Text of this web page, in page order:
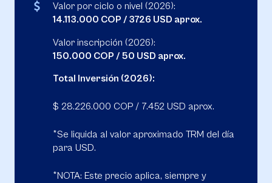
Valor por ciclo o nivel (2026):
14.113.000 COP / 3726 USD aprox.
Valor inscripción (2026):
150.000 COP / 50 USD aprox.
Total Inversión (2026):
$ 28.226.000 COP / 7.452 USD aprox.
*Se liquida al valor aproximado TRM del día
para USD.
*NOTA: Este precio aplica, siempre y